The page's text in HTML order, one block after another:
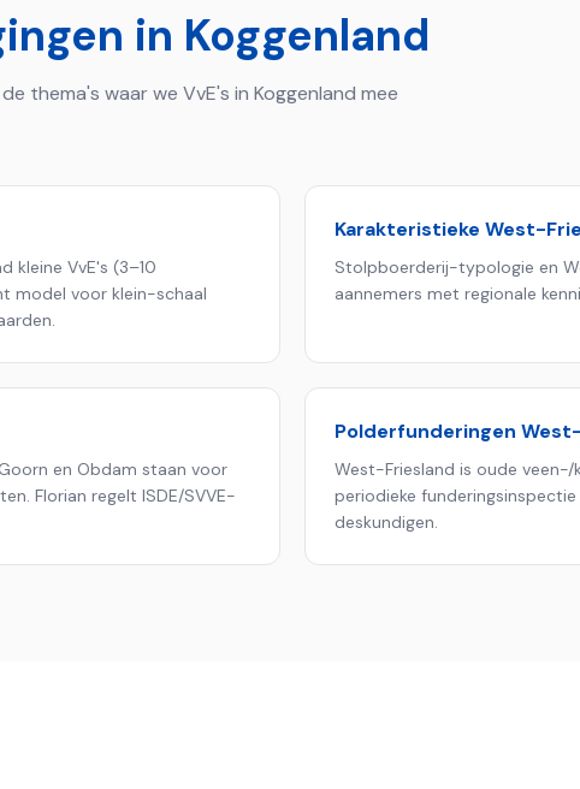
in Koggenland
thema's waar we VvE's in Koggenland mee
kleine VvE's (3–10
model voor klein-schaal
Karakteristieke West-
Stolpboerderij-typologie en
aannemers met regionale
en Obdam staan voor
Florian regelt ISDE/SVVE-
Polderfunderingen
West-Friesland is oude veen-/
periodieke
deskundigen.